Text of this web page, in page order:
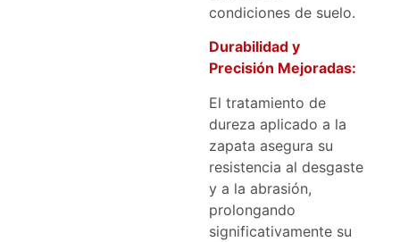
condiciones de suelo.
Durabilidad y
Precisión Mejoradas:
El tratamiento de
dureza aplicado a la
zapata asegura su
resistencia al desgaste
y a la abrasión,
prolongando
significativamente su